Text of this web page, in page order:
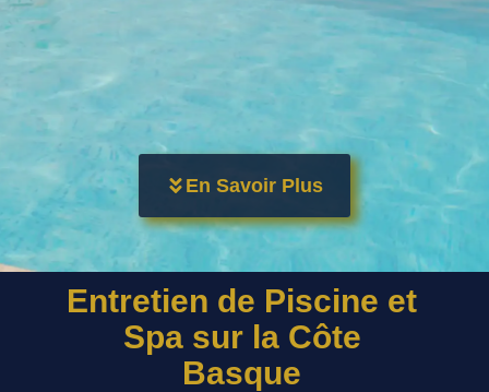
En Savoir Plus
Entretien de Piscine et
Spa sur la Côte
Basque